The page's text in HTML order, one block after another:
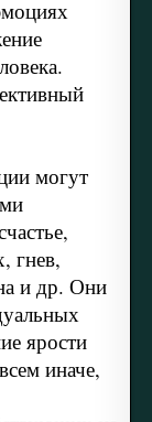
могут
гнев,
и др. Они
ярости
иначе,